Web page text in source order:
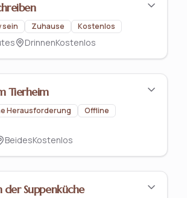
sein Zuhause Kostenlos
DrinnenKostenlos
Tierheim
Herausforderung
Offline
BeidesKostenlos
der Suppenküche